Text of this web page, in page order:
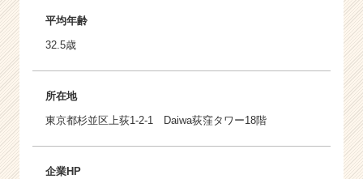
平均年齢
32.5歳
所在地
東京都杉並区上荻1-2-1 Daiwa荻窪タワー18階
企業HP